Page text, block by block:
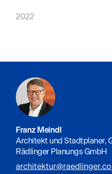
2022
Franz Meindl
Architekt und Stadtplaner,
Rädlinger Planungs GmbH